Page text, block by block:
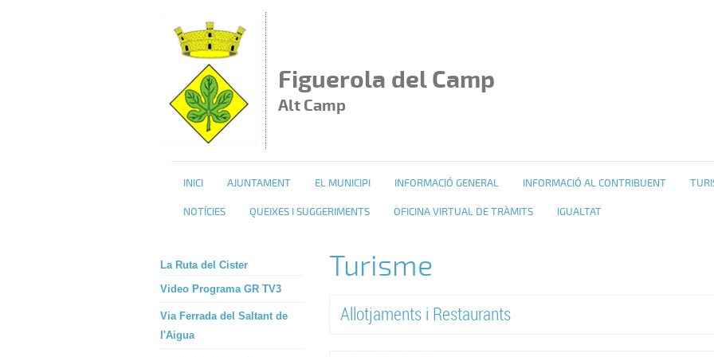
Figuerola del Camp
Alt Camp
INICI AJUNTAMENT EL MUNICIPI INFORMACIÓ GENERAL INFORMACIÓ AL CONTRIBUENT
NOTÍCIES QUEIXES I SUGGERIMENTS OFICINA VIRTUAL DE TRÀMITS IGUALTAT
La Ruta del Cister
Video Programa GR TV3
Via Ferrada del Saltant de
l'Aigua
Turisme
Allotjaments i Restaurants